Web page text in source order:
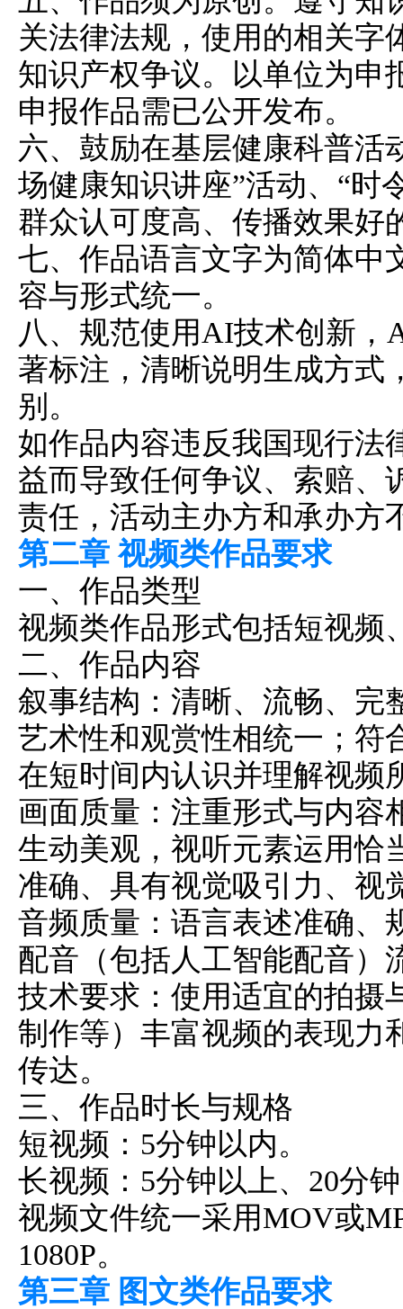
关法律法规，使用的相关字
知识产权争议。以单位为申
申报作品需已公开发布。
六、鼓励在基层健康科普
场健康知识讲座”活动、“时
群众认可度高、传播效果好
七、作品语言文字为简体中
容与形式统一。
八、规范使用AI技术创新
著标注，清晰说明生成方式
别。
如作品内容违反我国现行法
益而导致任何争议、索赔、
责任，活动主办方和承办方
第二章 视频类作品要求
一、作品类型
视频类作品形式包括短视频
二、作品内容
叙事结构：清晰、流畅、完
艺术性和观赏性相统一；符
在短时间内认识并理解视频
画面质量：注重形式与内容
生动美观，视听元素运用恰
准确、具有视觉吸引力、视
音频质量：语言表述准确、
配音（包括人工智能配音）
技术要求：使用适宜的拍摄
制作等）丰富视频的表现力
传达。
三、作品时长与规格
短视频：5分钟以内。
长视频：5分钟以上、20分
视频文件统一采用MOV或
1080P。
第三章 图文类作品要求